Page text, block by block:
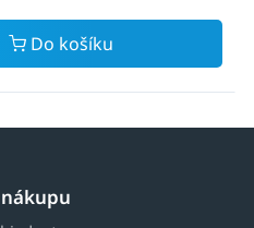
Do košíku
nákupu